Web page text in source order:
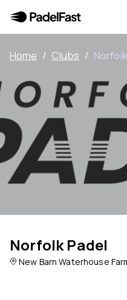
Home / Clubs /
Norfolk Padel
New Barn Waterhouse